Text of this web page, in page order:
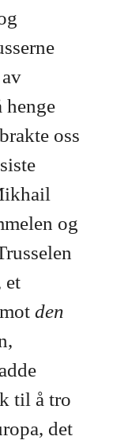
henge
oss
og
et
den
til å tro
det